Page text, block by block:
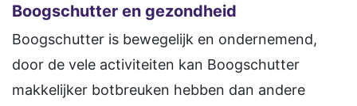
Boogschutter en gezondheid
Boogschutter is bewegelijk en ondernemend,
door de vele activiteiten kan Boogschutter
makkelijker botbreuken hebben dan andere